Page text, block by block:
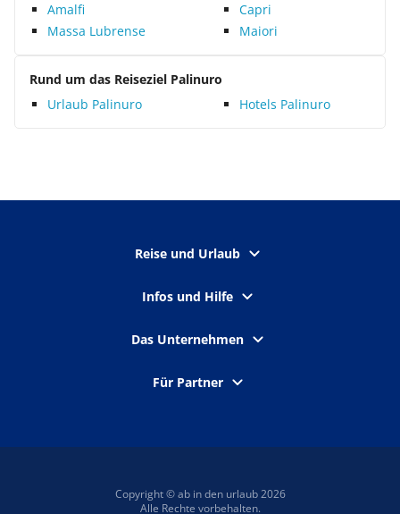
Amalfi
Capri
Massa Lubrense
Maiori
Rund um das Reiseziel Palinuro
Urlaub Palinuro
Hotels Palinuro
Reise und Urlaub
Infos und Hilfe
Das Unternehmen
Für Partner
Copyright © ab in den urlaub 2026
Alle Rechte vorbehalten.